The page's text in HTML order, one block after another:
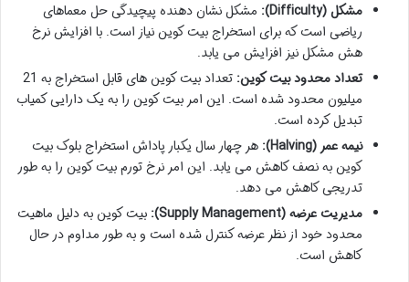
مشکل (Difficulty):
مشکل نشان دهنده پیچیدگی حل معماهای
ریاضی است که برای استخراج بیت کوین نیاز است. با افزایش نرخ
هش مشکل نیز افزایش می یابد.
تعداد محدود بیت کوین:
تعداد بیت کوین های قابل استخراج به 21
میلیون محدود شده است. این امر بیت کوین را به یک دارایی کمیاب
تبدیل کرده است.
نیمه عمر (Halving):
هر چهار سال یکبار پاداش استخراج بلوک بیت
کوین به نصف کاهش می یابد. این امر نرخ تورم بیت کوین را به طور
تدریجی کاهش می دهد.
مدیریت عرضه (Supply Management):
بیت کوین به دلیل ماهیت
محدود خود از نظر عرضه کنترل شده است و به طور مداوم در حال
کاهش است.